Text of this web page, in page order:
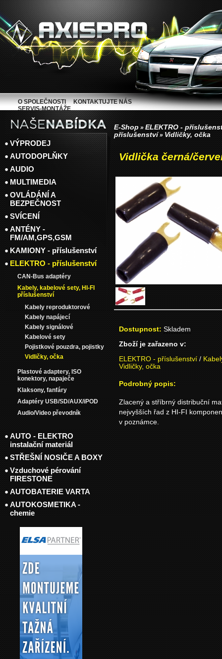
E-Shop » ELEKTRO -
příslušenství » Vidličky, očka
Vidlička černá/
Dostupnost: Skladem
Zboží je zařazeno v:
ELEKTRO - příslušenství /
Vidličky, očka
Podrobný popis:
Zlacený a stříbrný distribuční
nejvyšších řad z HI-FI
v poznámce.
VÝPRODEJ
AUTODOPLŇKY
AUDIO
MULTIMEDIA
OVLÁDÁNÍ A
BEZPEČNOST
SVÍCENÍ
ANTÉNY -
FM/AM,GPS,GSM
KAMIONY - příslušenství
ELEKTRO - příslušenství
CAN-Bus adaptéry
Kabely, kabelové sety, HI-FI
příslušenství
Kabely reproduktorové
Kabely napájecí
Kabely signálové
Kabelové sety
Pojistkové pouzdra, pojistky
Vidličky, očka
Plastové adaptery, ISO
konektory, napaječe
Klaksony, fanfáry
Adaptéry USB/SD/AUX/iPOD
Audio/Video převodník
AUTO - ELEKTRO
instalační materiál
STŘEŠNÍ NOSIČE A BOXY
Vzduchové pérování
FIRESTONE
AUTOBATERIE VARTA
AUTOKOSMETIKA -
chemie
O SPOLEČNOSTI
KONTAKTUJTE NÁS
SERVIS-MONTÁŽE